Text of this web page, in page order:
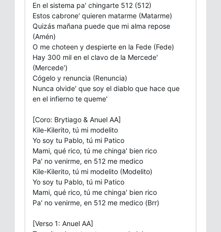
En el sistema pa' chingarte 512 (512)
Estos cabrone' quieren matarme (Matarme)
Quizás mañana puede que mi alma repose
(Amén)
O me choteen y despierte en la Fede (Fede)
Hay 300 mil en el clavo de la Mercede'
(Mercede')
Cógelo y renuncia (Rеnuncia)
Nunca olvide' que soy el diablo quе hace que
en el infierno te queme'
[Coro: Brytiago & Anuel AA]
Kile-Kilerito, tú mi modelito
Yo soy tu Pablo, tú mi Patico
Mami, qué rico, tú me chinga' bien rico
Pa' no venirme, en 512 me medico
Kile-Kilerito, tú mi modelito (Modelito)
Yo soy tu Pablo, tú mi Patico
Mami, qué rico, tú me chinga' bien rico
Pa' no venirme, en 512 me medico (Brr)
[Verso 1: Anuel AA]